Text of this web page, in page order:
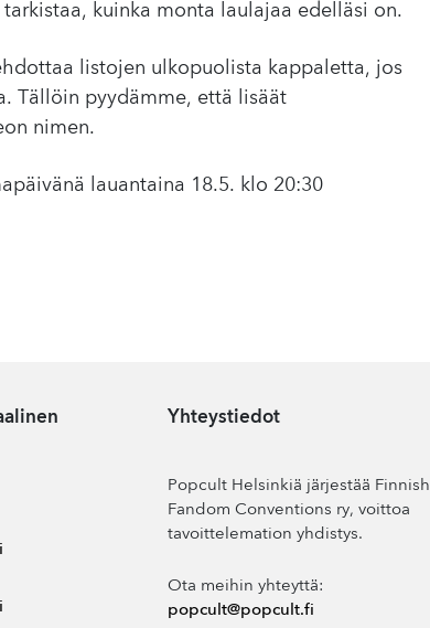
kuinka monta laulajaa edelläsi on.
listojen ulkopuolista kappaletta, jos
Tällöin pyydämme, että lisäät
nimen.
lauantaina 18.5. klo 20:30
Yhteystiedot
Popcult Helsinkiä järjestää Finnish
Fandom Conventions ry, voittoa
tavoittelemation yhdistys.
Ota meihin yhteyttä:
popcult@popcult.fi